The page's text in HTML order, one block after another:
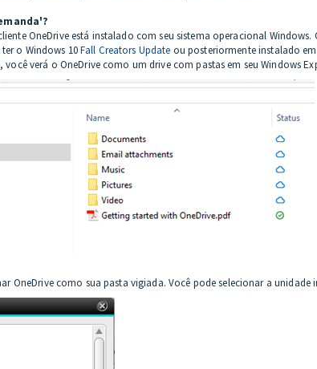
OneDrive está instalado com seu sistema operacional
o Windows 10Fall Creators Update ou posteriormente instalado
verá o OneDrive como um drive com pastas em seu Windows
OneDrive como sua pasta vigiada. Você pode selecionar a